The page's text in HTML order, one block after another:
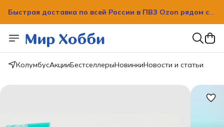
Быстрая доставка по всей России в ПВЗ Ozon рядом с
Быстрая доставка по всей России в ПВЗ Ozon рядом с
вашим домом!
КолумбусАкцииБестселлерыНовинкиНовости и статьи